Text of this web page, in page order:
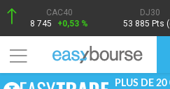
CAC40
8 745
+0,53 %
DJ30
53 885 Pts
PLUS DE